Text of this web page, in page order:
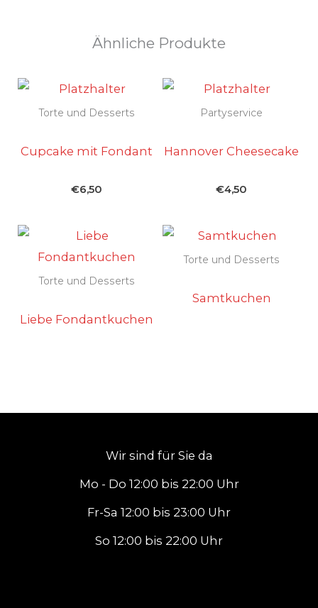
Ähnliche Produkte
Torte und Desserts
Cupcake mit Fondant
€6,50
Partyservice
Hannover Cheesecake
€4,50
Torte und Desserts
Liebe Fondantkuchen
Torte und Desserts
Samtkuchen
Wir sind für Sie da
Mo - Do 12:00 bis 22:00 Uhr
Fr-Sa 12:00 bis 23:00 Uhr
So 12:00 bis 22:00 Uhr